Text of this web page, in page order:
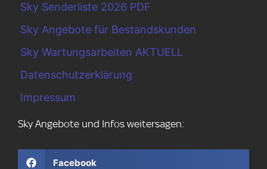
Sky Senderliste 2026 PDF
Sky Angebote für Bestandskunden
Sky Wartungsarbeiten AKTUELL
Datenschutzerklärung
Impressum
Sky Angebote und Infos weitersagen:
Facebook